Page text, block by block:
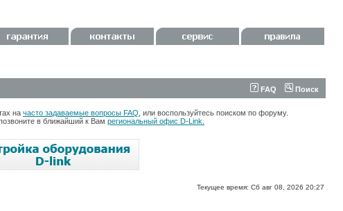
FAQ Поиск
на часто задаваемые вопросы FAQ , или воспользуйтесь поиском по форуму.
в ближайший к Вам региональный офис D-Link.
Текущее время: Сб авг 08, 2026 20:27